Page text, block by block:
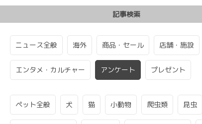
記事検索
ニュース全般 海外 商品・セール 店舗・施設
エンタメ・カルチャー アンケート プレゼント
ペット全般 犬 猫 小動物 爬虫類 昆虫